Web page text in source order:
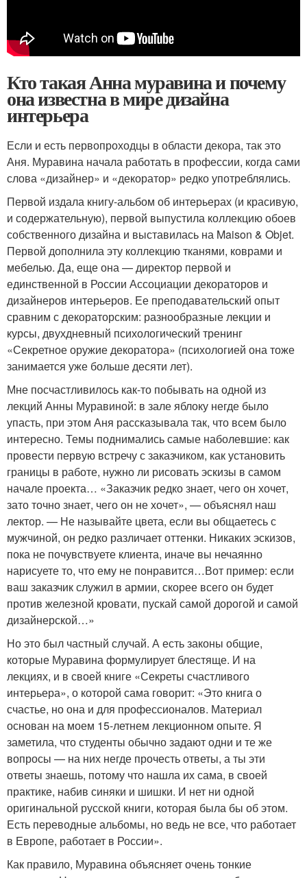
Кто такая Анна муравина и почему
она известна в мире дизайна
интерьера
Если и есть первопроходцы в области декора, так это
Аня. Муравина начала работать в профессии, когда сами
слова «дизайнер» и «декоратор» редко употреблялись.
Первой издала книгу-альбом об интерьерах (и красивую,
и содержательную), первой выпустила коллекцию обоев
собственного дизайна и выставилась на Maison & Objet.
Первой дополнила эту коллекцию тканями, коврами и
мебелью. Да, еще она — директор первой и
единственной в России Ассоциации декораторов и
дизайнеров интерьеров. Ее преподавательский опыт
сравним с декораторским: разнообразные лекции и
курсы, двухдневный психологический тренинг
«Секретное оружие декоратора» (психологией она тоже
занимается уже больше десяти лет).
Мне посчастливилось как-то побывать на одной из
лекций Анны Муравиной: в зале яблоку негде было
упасть, при этом Аня рассказывала так, что всем было
интересно. Темы поднимались самые наболевшие: как
провести первую встречу с заказчиком, как установить
границы в работе, нужно ли рисовать эскизы в самом
начале проекта… «Заказчик редко знает, чего он хочет,
зато точно знает, чего он не хочет», — объяснял наш
лектор. — Не называйте цвета, если вы общаетесь с
мужчиной, он редко различает оттенки. Никаких эскизов,
пока не почувствуете клиента, иначе вы нечаянно
нарисуете то, что ему не понравится…Вот пример: если
ваш заказчик служил в армии, скорее всего он будет
против железной кровати, пускай самой дорогой и самой
дизайнерской…»
Но это был частный случай. А есть законы общие,
которые Муравина формулирует блестяще. И на
лекциях, и в своей книге «Секреты счастливого
интерьера», о которой сама говорит: «Это книга о
счастье, но она и для профессионалов. Материал
основан на моем 15-летнем лекционном опыте. Я
заметила, что студенты обычно задают одни и те же
вопросы — на них негде прочесть ответы, а ты эти
ответы знаешь, потому что нашла их сама, в своей
практике, набив синяки и шишки. И нет ни одной
оригинальной русской книги, которая была бы об этом.
Есть переводные альбомы, но ведь не все, что работает
в Европе, работает в России».
Как правило, Муравина объясняет очень тонкие